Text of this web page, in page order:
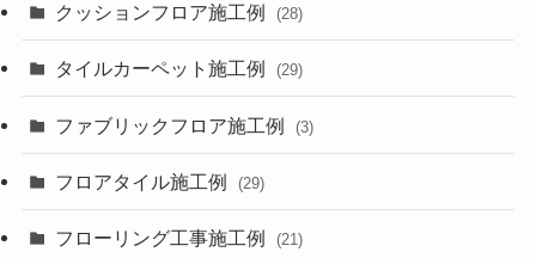
クッションフロア施工例 (28)
タイルカーペット施工例 (29)
ファブリックフロア施工例 (3)
フロアタイル施工例 (29)
フローリング工事施工例 (21)